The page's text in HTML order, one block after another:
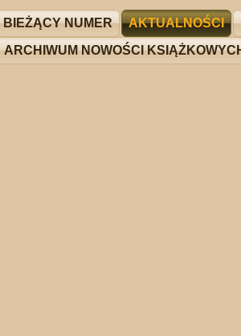
BIEŻĄCY NUMER AKTUALNOŚCI
ARCHIWUM NOWOŚCI